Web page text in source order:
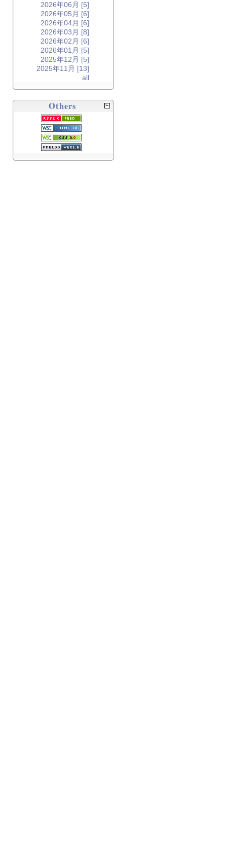
2026年06月 [5]
2026年05月 [6]
2026年04月 [6]
2026年03月 [8]
2026年02月 [6]
2026年01月 [5]
2025年12月 [5]
2025年11月 [13]
all
Others